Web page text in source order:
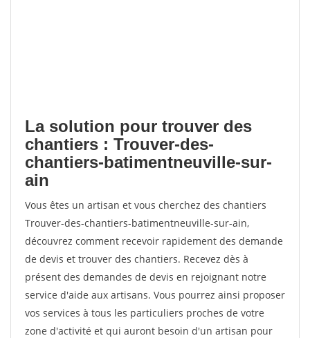
La solution pour trouver des
chantiers : Trouver-des-
chantiers-batimentneuville-sur-
ain
Vous êtes un artisan et vous cherchez des chantiers
Trouver-des-chantiers-batimentneuville-sur-ain,
découvrez comment recevoir rapidement des demande
de devis et trouver des chantiers. Recevez dès à
présent des demandes de devis en rejoignant notre
service d'aide aux artisans. Vous pourrez ainsi proposer
vos services à tous les particuliers proches de votre
zone d'activité et qui auront besoin d'un artisan pour